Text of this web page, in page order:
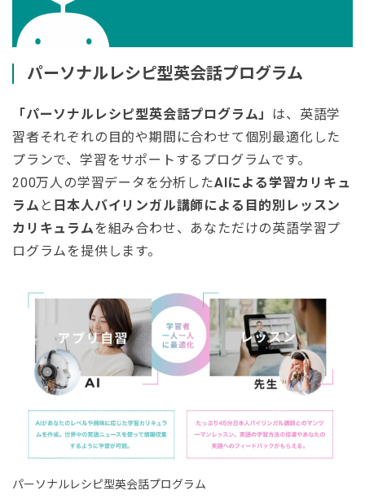
パーソナルレシピ型英会話プログラム
「パーソナルレシピ型英会話プログラム」 は、英語学
習者それぞれの目的や期間に合わせて個別最適化した
プランで、学習をサポートするプログラムです。
200万人の学習データを分析したAIによる学習カリキュ
ラム と 日本人バイリンガル講師による目的別レッスン
カリキュラム を組み合わせ、あなただけの英語学習プ
ログラムを提供します。
パーソナルレシピ型英会話プログラム